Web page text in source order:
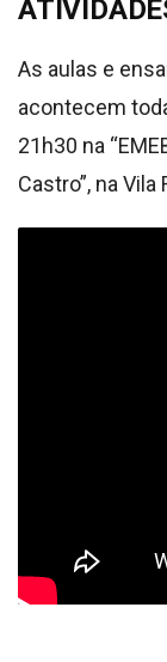
As aulas e
acontecem
21h30 na
Castro”, na